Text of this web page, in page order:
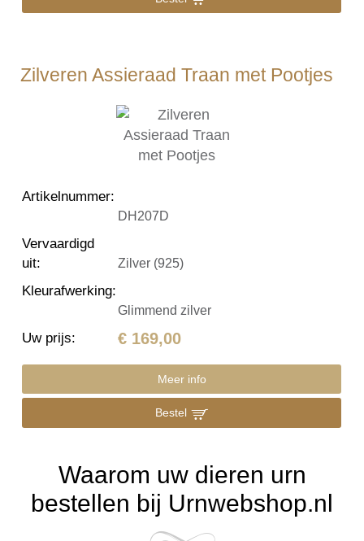
Zilveren Assieraad Traan met Pootjes
Artikelnummer:
DH207D
Vervaardigd
uit: Zilver (925)
Kleurafwerking:
Glimmend zilver
Uw prijs: € 169,00
Meer info
Bestel
Waarom uw dieren urn
bestellen bij Urnwebshop.nl